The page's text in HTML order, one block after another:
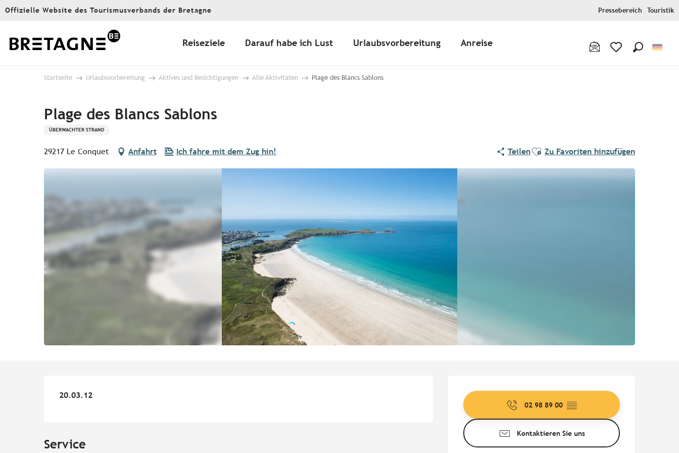
Aller
principal
Offizielle Website des Tourismusverbands der Bretagne Pressebereich Touristik
Reiseziele Darauf habe ich Lust Urlaubsvorbereitung Anreise
Startseite Urlaubsvorbereitung Aktives und Besichtigungen Alle Aktivitäten Plage des Blancs Sablons
Plage des Blancs Sablons
ÜBERWACHTER STRAND
29217 Le Conquet Anfahrt Ich fahre mit dem Zug hin! TeilenAjouter aux favoris
Zu Favoriten hinzufügen
Öffnungszeiten &
02 98 89 00 ▒▒
Kontaktieren Sie uns
20.03.12
20.03.12
Service